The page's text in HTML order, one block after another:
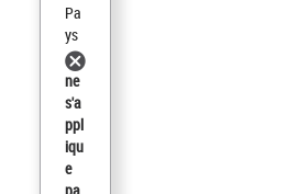
Pa
ys
ne
s'a
ppl
iqu
e